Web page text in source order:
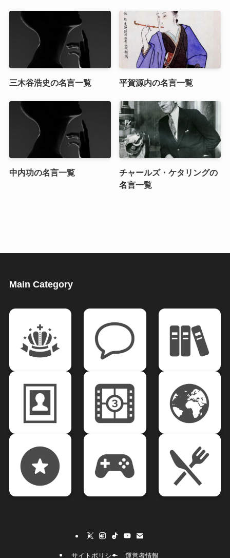
三木谷浩史の名言一覧 平賀源内の名言一覧
中内功の名言一覧
チャールズ・ケタリングの
名言一覧
Main Category
サイトポリシー 運営者情報